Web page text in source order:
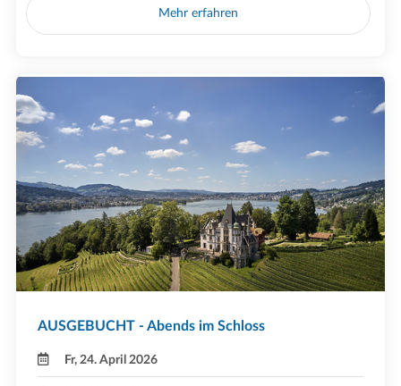
Mehr erfahren
AUSGEBUCHT - Abends im Schloss
Fr, 24. April 2026